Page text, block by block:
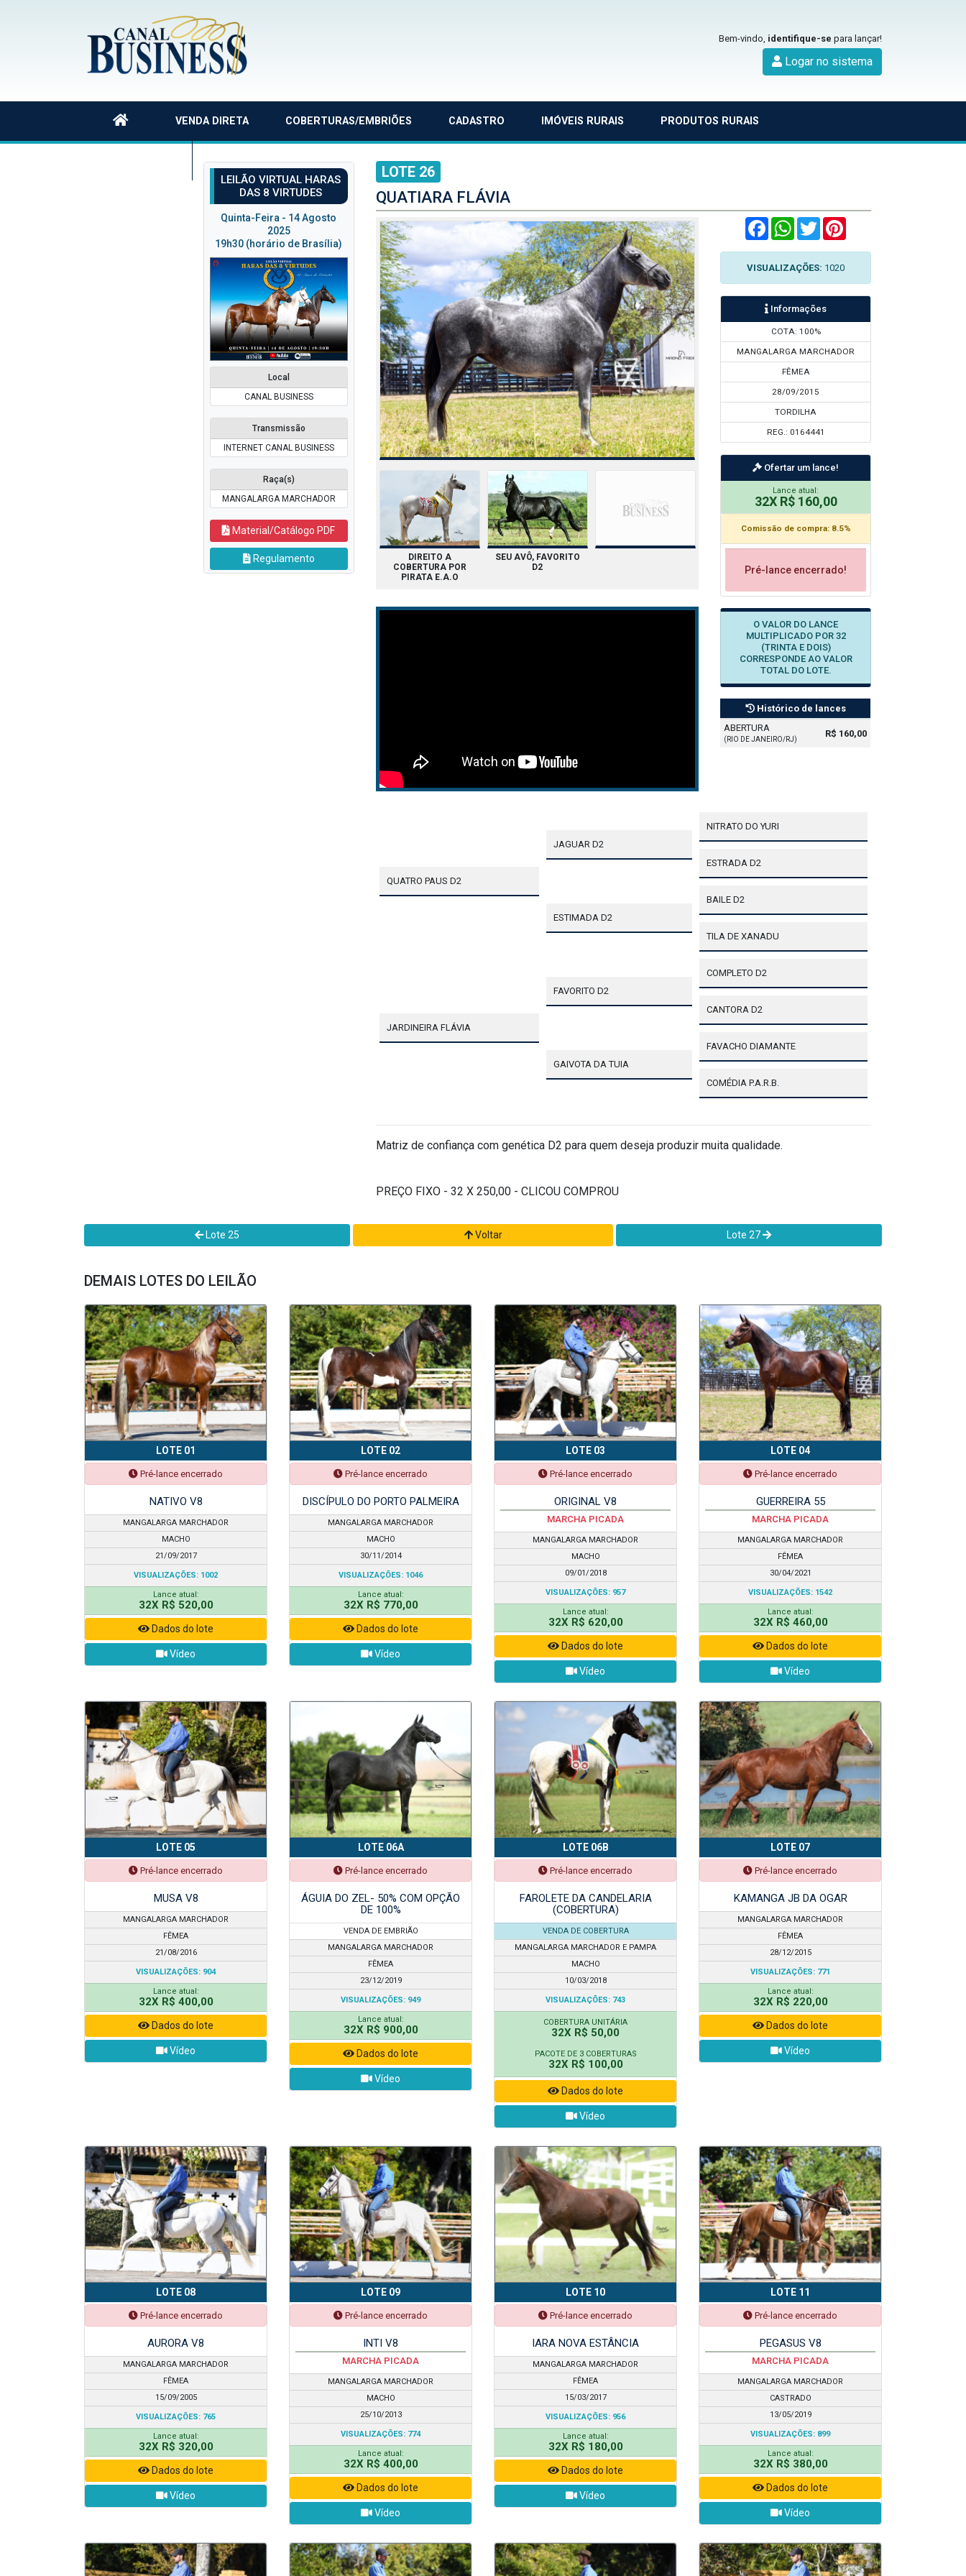
Bem-vindo, identifique-se para lançar!
Logar no sistema
VENDA DIRETA COBERTURAS/EMBRIÕES CADASTRO IMÓVEIS RURAIS PRODUTOS RURAIS
LEILÃO VIRTUAL HARAS
DAS 8 VIRTUDES
Quinta-Feira - 14 Agosto
2025
19h30 (horário de Brasília)
Local
CANAL BUSINESS
Transmissão
INTERNET CANAL BUSINESS
Raça(s)
MANGALARGA MARCHADOR
Material/Catálogo PDF
Regulamento
LOTE 26
QUATIARA FLÁVIA
DIREITO A
COBERTURA POR
PIRATA E.A.O
SEU AVÔ, FAVORITO
D2
FacebookWhatsApp
Twitter
VISUALIZAÇÕES: 1020
Informações
COTA: 100%
MANGALARGA MARCHADOR
FÊMEA
28/09/2015
TORDILHA
REG.: 0164441
Ofertar um lance!
Lance atual:
32X R$ 160,00
Comissão de compra: 8.5%
Pré-lance encerrado!
O VALOR DO LANCE
MULTIPLICADO POR 32
(TRINTA E DOIS)
CORRESPONDE AO VALOR
TOTAL DO LOTE.
Histórico de lances
ABERTURA
(RIO DE JANEIRO/RJ)
R$ 160,00
QUATRO PAUS D2
JAGUAR D2
NITRATO DO YURI
ESTRADA D2
ESTIMADA D2
BAILE D2
TILA DE XANADU
JARDINEIRA FLÁVIA
FAVORITO D2
COMPLETO D2
CANTORA D2
GAIVOTA DA TUIA
FAVACHO DIAMANTE
COMÉDIA P.A.R.B.
Matriz de confiança com genética D2 para quem deseja produzir muita qualidade.
PREÇO FIXO - 32 X 250,00 - CLICOU COMPROU
Lote 25 Voltar Lote 27
DEMAIS LOTES DO LEILÃO
LOTE 01
Pré-lance encerrado
NATIVO V8
MANGALARGA MARCHADOR
MACHO
21/09/2017
VISUALIZAÇÕES: 1002
Lance atual:
32X R$ 520,00
Dados do lote
Vídeo
LOTE 02
Pré-lance encerrado
DISCÍPULO DO PORTO PALMEIRA
MANGALARGA MARCHADOR
MACHO
30/11/2014
VISUALIZAÇÕES: 1046
Lance atual:
32X R$ 770,00
Dados do lote
Vídeo
LOTE 03
Pré-lance encerrado
ORIGINAL V8
MARCHA PICADA
MANGALARGA MARCHADOR
MACHO
09/01/2018
VISUALIZAÇÕES: 957
Lance atual:
32X R$ 620,00
Dados do lote
Vídeo
LOTE 04
Pré-lance encerrado
GUERREIRA 55
MARCHA PICADA
MANGALARGA MARCHADOR
FÊMEA
30/04/2021
VISUALIZAÇÕES: 1542
Lance atual:
32X R$ 460,00
Dados do lote
Vídeo
LOTE 05
Pré-lance encerrado
MUSA V8
MANGALARGA MARCHADOR
FÊMEA
21/08/2016
VISUALIZAÇÕES: 904
Lance atual:
32X R$ 400,00
Dados do lote
Vídeo
LOTE 06A
Pré-lance encerrado
ÁGUIA DO ZEL- 50% COM OPÇÃO
DE 100%
VENDA DE EMBRIÃO
MANGALARGA MARCHADOR
FÊMEA
23/12/2019
VISUALIZAÇÕES: 949
Lance atual:
32X R$ 900,00
Dados do lote
Vídeo
LOTE 06B
Pré-lance encerrado
FAROLETE DA CANDELARIA
(COBERTURA)
VENDA DE COBERTURA
MANGALARGA MARCHADOR E PAMPA
MACHO
10/03/2018
VISUALIZAÇÕES: 743
COBERTURA UNITÁRIA
32X R$ 50,00
PACOTE DE 3 COBERTURAS
32X R$ 100,00
Dados do lote
Vídeo
LOTE 07
Pré-lance encerrado
KAMANGA JB DA OGAR
MANGALARGA MARCHADOR
FÊMEA
28/12/2015
VISUALIZAÇÕES: 771
Lance atual:
32X R$ 220,00
Dados do lote
Vídeo
LOTE 08
Pré-lance encerrado
AURORA V8
MANGALARGA MARCHADOR
FÊMEA
15/09/2005
VISUALIZAÇÕES: 765
Lance atual:
32X R$ 320,00
Dados do lote
Vídeo
LOTE 09
Pré-lance encerrado
INTI V8
MARCHA PICADA
MANGALARGA MARCHADOR
MACHO
25/10/2013
VISUALIZAÇÕES: 774
Lance atual:
32X R$ 400,00
Dados do lote
Vídeo
LOTE 10
Pré-lance encerrado
IARA NOVA ESTÂNCIA
MANGALARGA MARCHADOR
FÊMEA
15/03/2017
VISUALIZAÇÕES: 956
Lance atual:
32X R$ 180,00
Dados do lote
Vídeo
LOTE 11
Pré-lance encerrado
PEGASUS V8
MARCHA PICADA
MANGALARGA MARCHADOR
CASTRADO
13/05/2019
VISUALIZAÇÕES: 899
Lance atual:
32X R$ 380,00
Dados do lote
Vídeo